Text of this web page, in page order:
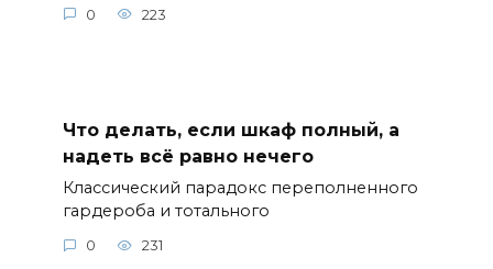
0 223
Что делать, если шкаф полный, а
надеть всё равно нечего
Классический парадокс переполненного
гардероба и тотального
0 231